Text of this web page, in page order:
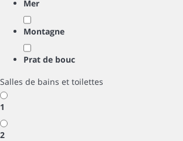
Mer
Montagne
Prat de bouc
Salles de bains et toilettes
1
2